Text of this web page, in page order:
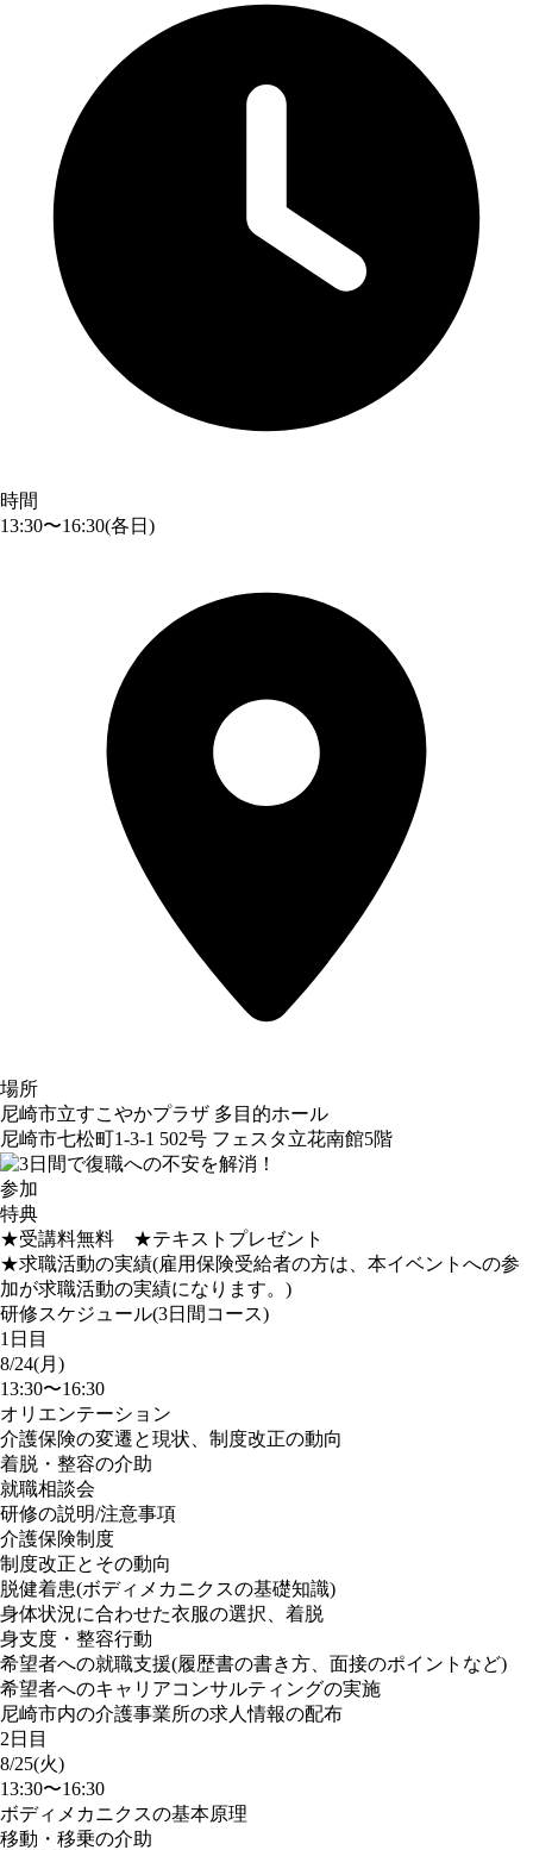
時間
13:30〜16:30(各日)
場所
尼崎市立すこやかプラザ 多目的ホール
尼崎市七松町1-3-1 502号 フェスタ立花南館5階
参加
特典
★受講料無料 ★テキストプレゼント
★求職活動の実績(雇用保険受給者の方は、本イベントへの参
加が求職活動の実績になります。)
研修スケジュール(3日間コース)
1日目
8/24(月)
13:30〜16:30
オリエンテーション
介護保険の変遷と現状、制度改正の動向
着脱・整容の介助
就職相談会
研修の説明/注意事項
介護保険制度
制度改正とその動向
脱健着患(ボディメカニクスの基礎知識)
身体状況に合わせた衣服の選択、着脱
身支度・整容行動
希望者への就職支援(履歴書の書き方、面接のポイントなど)
希望者へのキャリアコンサルティングの実施
尼崎市内の介護事業所の求人情報の配布
2日目
8/25(火)
13:30〜16:30
ボディメカニクスの基本原理
移動・移乗の介助